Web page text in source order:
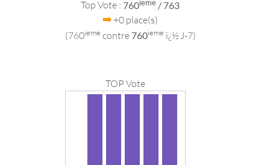
Top Vote : 760ieme / 763
+0 place(s)
(760ieme contre 760ieme ï¿½ J-7)
TOP Vote